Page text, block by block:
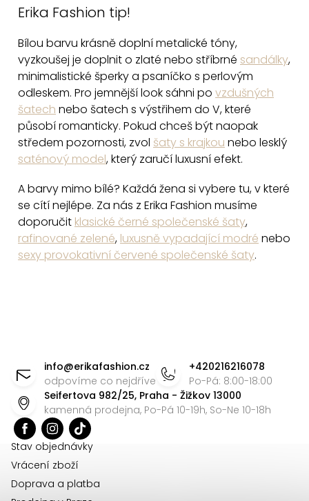
a
c
í
p
r
v
k
v
ý
p
i
s
k
o
v
á
n
í
Erika Fashion tip!
Bílou barvu krásně doplní metalické tóny,
vyzkoušej je doplnit o zlaté nebo stříbrné sandálky,
minimalistické šperky a psaníčko s perlovým
odleskem. Pro jemnější look sáhni po vzdušných
šatech nebo šatech s výstřihem do V, které
působí romanticky. Pokud chceš být naopak
středem pozornosti, zvol šaty s krajkou nebo lesklý
saténový model, který zaručí luxusní efekt.
A barvy mimo bílé? Každá žena si vybere tu, v které
se cítí nejlépe. Za nás z Erika Fashion musíme
doporučit klasické černé společenské šaty,
rafinované zelené, luxusně vypadající modré nebo
sexy provokativní červené společenské šaty.
info@erikafashion.cz
odpovíme co nejdříve
+420216216078
Po-Pá: 8:00-18:00
Seifertova 982/25, Praha - Žižkov 13000
kamenná prodejna, Po-Pá 10-19h, So-Ne 10-18h
Stav objednávky
Vrácení zboží
Doprava a platba